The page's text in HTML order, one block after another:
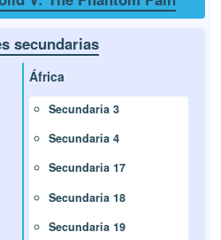
secundarias
África
Secundaria 3
Secundaria 4
Secundaria 17
Secundaria 18
Secundaria 19